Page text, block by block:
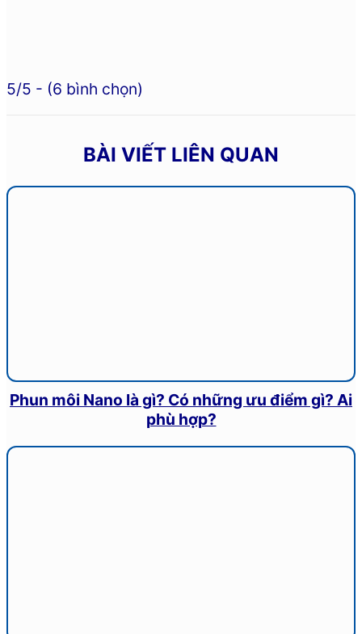
5/5 - (6 bình chọn)
BÀI VIẾT LIÊN QUAN
Phun môi Nano là gì? Có những ưu điểm gì? Ai
phù hợp?